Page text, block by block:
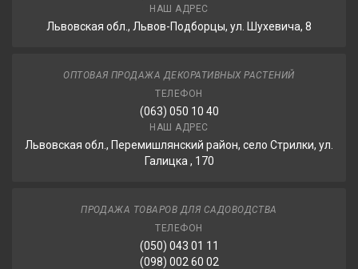
НАШ АДРЕС
Львовская обл., Львов-Подборцы, ул. Шухевича, 8
ОПТОВАЯ ПРОДАЖА ДЕКОРАТИВНЫХ РАСТЕНИЙ
ТЕЛЕФОН
(063) 050 10 40
НАШ АДРЕС
Львовская обл., Перемишлянский район, село Стрилки, ул.
Галицка , 170
ПРОДАЖА ТОВАРОВ ДЛЯ САДОВОДСТВА
ТЕЛЕФОН
(050) 043 01 11
(098) 002 60 02